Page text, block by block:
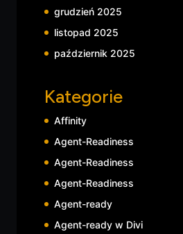
grudzień 2025
listopad 2025
październik 2025
Kategorie
Affinity
Agent-Readiness
Agent-Readiness
Agent-Readiness
Agent-ready
Agent-ready w Divi